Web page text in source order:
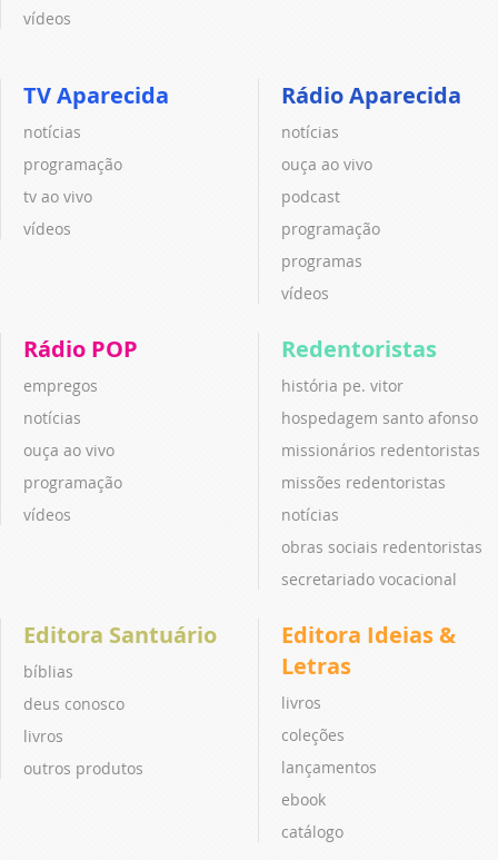
vídeos
TV Aparecida
notícias
programação
tv ao vivo
vídeos
Rádio Aparecida
notícias
ouça ao vivo
podcast
programação
programas
vídeos
Rádio POP
empregos
notícias
ouça ao vivo
programação
vídeos
Redentoristas
história pe. vitor
hospedagem santo afonso
missionários redentoristas
missões redentoristas
notícias
obras sociais redentoristas
secretariado vocacional
Editora Santuário
bíblias
deus conosco
livros
outros produtos
Editora Ideias &
Letras
livros
coleções
lançamentos
ebook
catálogo